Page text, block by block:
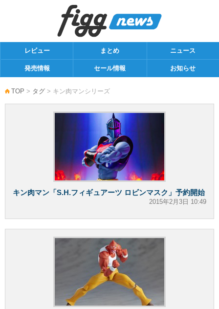
レビュー まとめ ニュース
発売情報 セール情報 お知らせ
TOP > タグ > キン肉マンシリーズ
キン肉マン「S.H.フィギュアーツ ロビンマスク」予約開始
2015年2月3日 10:49